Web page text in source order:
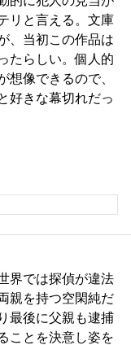
リと言える。文庫
、当初この作品は
たらしい。個人的
想像できるので、
好きな幕切れだっ
界では探偵が違法
親を持つ空閑純だ
最後に父親も逮捕
ことを決意し姿を